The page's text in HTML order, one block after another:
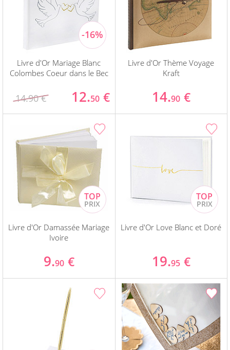
Livre d'Or Mariage Blanc
Colombes Coeur dans le Bec
14.90 € 12.50 €
Livre d'Or Thème Voyage
Kraft
14.90 €
Livre d'Or Damassée Mariage
Ivoire
9.90 €
Livre d'Or Love Blanc et Doré
19.95 €